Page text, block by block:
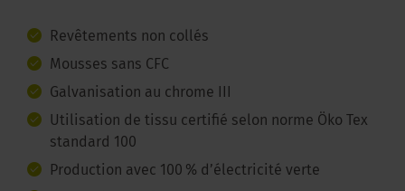
Revêtements non collés
Mousses sans CFC
Galvanisation au chrome III
Utilisation de tissu certifié selon norme Öko Tex
standard 100
Production avec 100 % d’électricité verte